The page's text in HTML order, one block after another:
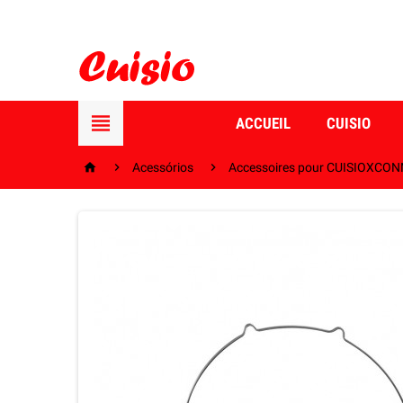
 ACCUEIL CUISIO
  Acessórios  Accessoires pour